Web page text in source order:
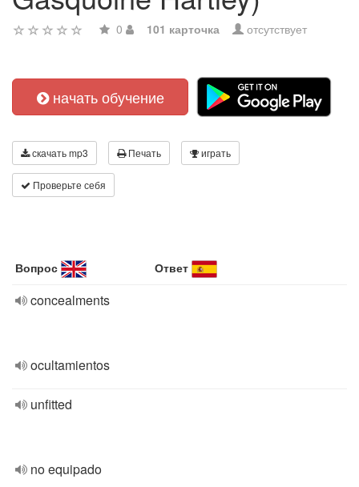
0 101 карточка отсутствует
начать обучение
скачать mp3 Печать играть
Проверьте себя
Вопрос Ответ
concealments
ocultamientos
unfitted
no equipado